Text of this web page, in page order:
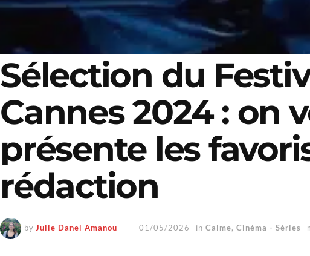
Sélection du
Cannes 2024 : on
présente les
rédaction
by Julie Danel Amanou 01/05/2026 in Calme,Cinéma - Séries